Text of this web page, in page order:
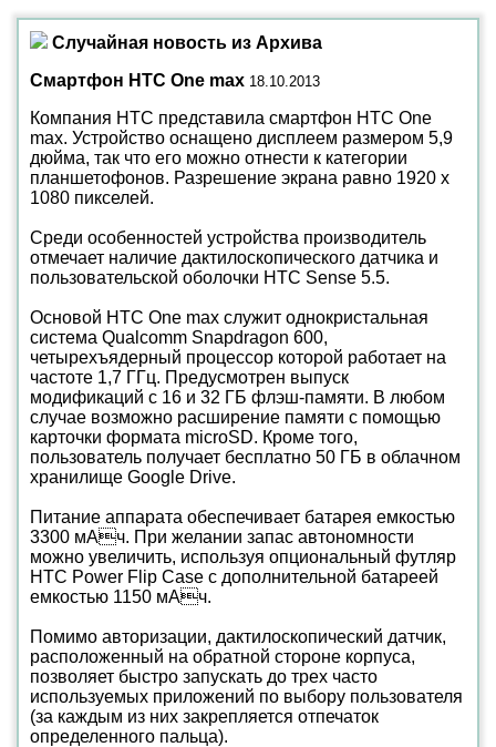
Случайная новость из Архива
Смартфон HTC One max 18.10.2013
Компания HTC представила смартфон HTC One
max. Устройство оснащено дисплеем размером 5,9
дюйма, так что его можно отнести к категории
планшетофонов. Разрешение экрана равно 1920 х
1080 пикселей.
Среди особенностей устройства производитель
отмечает наличие дактилоскопического датчика и
пользовательской оболочки HTC Sense 5.5.
Основой HTC One max служит однокристальная
система Qualcomm Snapdragon 600,
четырехъядерный процессор которой работает на
частоте 1,7 ГГц. Предусмотрен выпуск
модификаций c 16 и 32 ГБ флэш-памяти. В любом
случае возможно расширение памяти с помощью
карточки формата microSD. Кроме того,
пользователь получает бесплатно 50 ГБ в облачном
хранилище Google Drive.
Питание аппарата обеспечивает батарея емкостью
3300 мАч. При желании запас автономности
можно увеличить, используя опциональный футляр
HTC Power Flip Case с дополнительной батареей
емкостью 1150 мАч.
Помимо авторизации, дактилоскопический датчик,
расположенный на обратной стороне корпуса,
позволяет быстро запускать до трех часто
используемых приложений по выбору пользователя
(за каждым из них закрепляется отпечаток
определенного пальца).